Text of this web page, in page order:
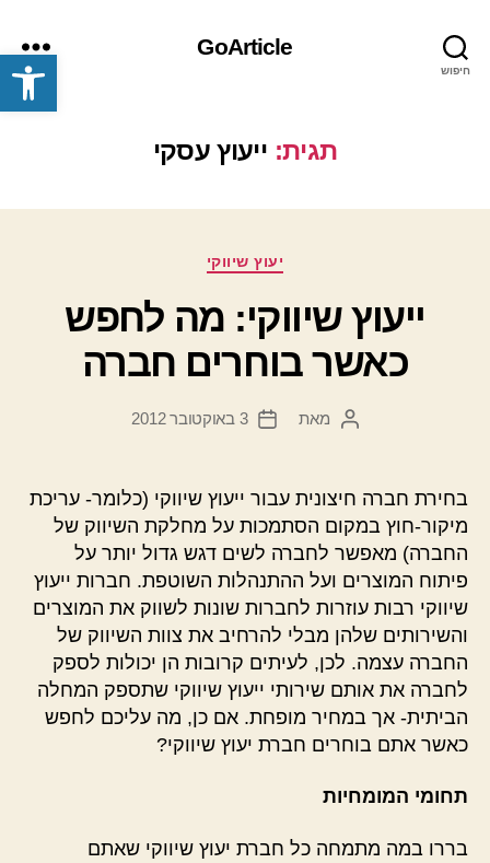
פתח סרגל נגישות חיפוש
GoArticle
תפריט
תגית: ייעוץ עסקי
קטגוריות
יעוץ שיווקי
ייעוץ שיווקי: מה לחפש
כאשר בוחרים חברה
המחבר
מאת
תאריך
3 באוקטובר 2012
בחירת חברה חיצונית עבור ייעוץ שיווקי (כלומר- עריכת
מיקור-חוץ במקום הסתמכות על מחלקת השיווק של
החברה) מאפשר לחברה לשים דגש גדול יותר על
פיתוח המוצרים ועל ההתנהלות השוטפת. חברות ייעוץ
שיווקי רבות עוזרות לחברות שונות לשווק את המוצרים
והשירותים שלהן מבלי להרחיב את צוות השיווק של
החברה עצמה. לכן, לעיתים קרובות הן יכולות לספק
לחברה את אותם שירותי ייעוץ שיווקי שתספק המחלה
הביתית- אך במחיר מופחת. אם כן, מה עליכם לחפש
כאשר אתם בוחרים חברת יעוץ שיווקי?
תחומי המומחיות
בררו במה מתמחה כל חברת יעוץ שיווקי שאתם